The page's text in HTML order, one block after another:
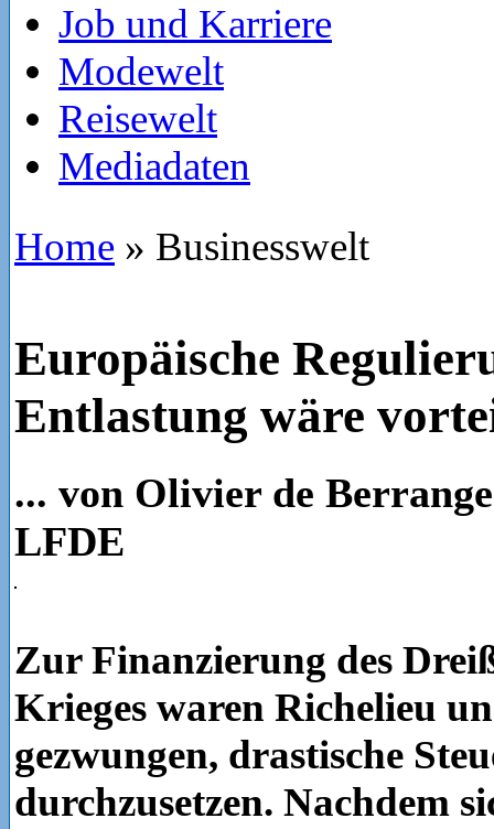
Job und Karriere
Modewelt
Reisewelt
Mediadaten
Home » Businesswelt
Europäische
Entlastung wäre
... von Olivier de
LFDE
Zur Finanzierung des
Krieges waren Richelieu
gezwungen, drastische
durchzusetzen. Nachdem